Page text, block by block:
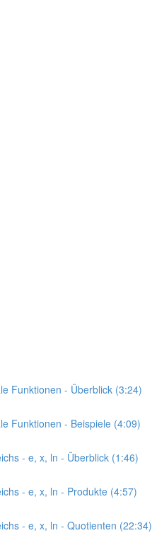
Funktionen - Überblick (3:24)
Funktionen - Beispiele (4:09)
- e, x, ln - Überblick (1:46)
- e, x, ln - Produkte (4:57)
- e, x, ln - Quotienten (22:34)